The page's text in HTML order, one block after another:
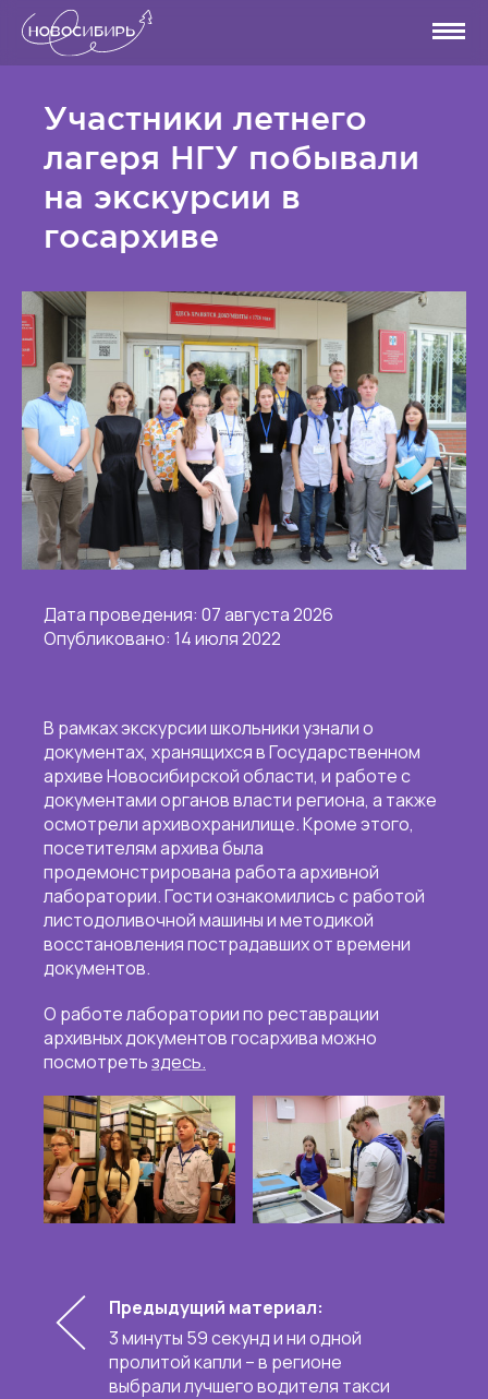
Участники летнего
лагеря НГУ побывали
на экскурсии в
госархиве
Дата проведения: 07 августа 2026
Опубликовано: 14 июля 2022
В рамках экскурсии школьники узнали о
документах, хранящихся в Государственном
архиве Новосибирской области, и работе с
документами органов власти региона, а также
осмотрели архивохранилище. Кроме этого,
посетителям архива была
продемонстрирована работа архивной
лаборатории. Гости ознакомились с работой
листодоливочной машины и методикой
восстановления пострадавших от времени
документов.
О работе лаборатории по реставрации
архивных документов госархива можно
посмотретьздесь.
Предыдущий материал:
3 минуты 59 секунд и ни одной
пролитой капли – в регионе
выбрали лучшего водителя такси